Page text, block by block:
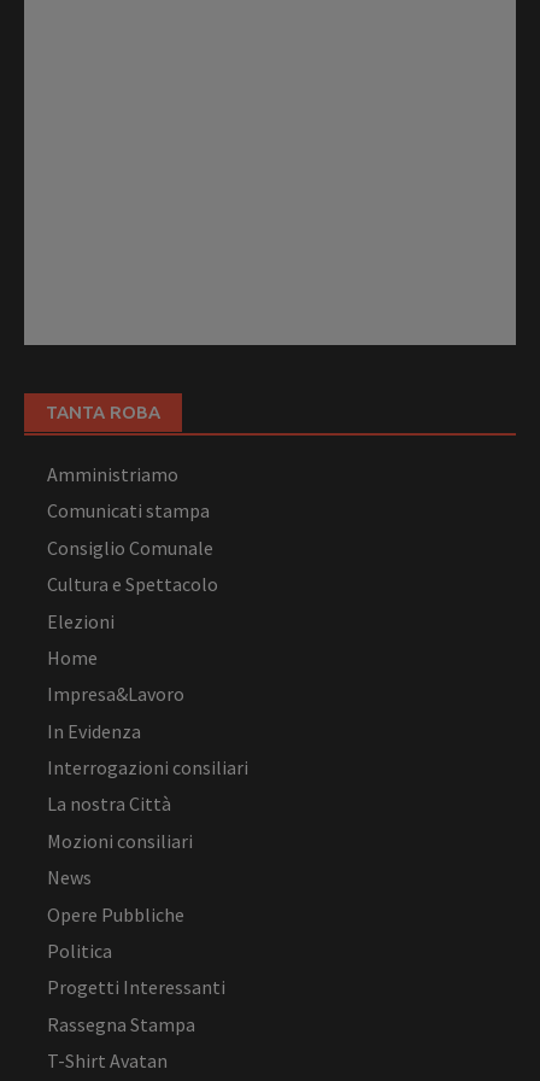
TANTA ROBA
Amministriamo
Comunicati stampa
Consiglio Comunale
Cultura e Spettacolo
Elezioni
Home
Impresa&Lavoro
In Evidenza
Interrogazioni consiliari
La nostra Città
Mozioni consiliari
News
Opere Pubbliche
Politica
Progetti Interessanti
Rassegna Stampa
T-Shirt Avatan